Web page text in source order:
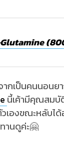
กเป็นคนนอน
นี้เค้ามีคุณสมบั
เองขณะหลับ
านดูค่ะ🤗